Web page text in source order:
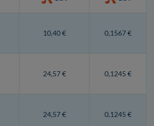
10,40 € 0,1567 €
24,57 € 0,1245 €
24,57 € 0,1245 €